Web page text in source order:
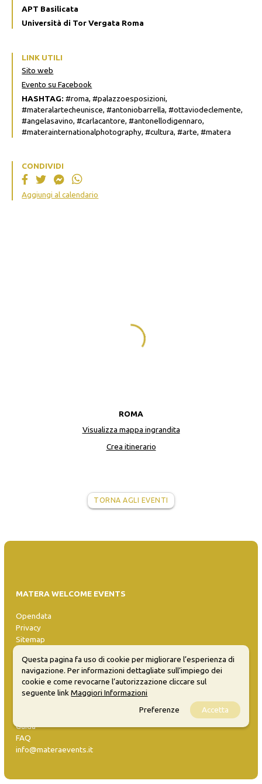
APT Basilicata
Università di Tor Vergata Roma
LINK UTILI
Sito web
Evento su Facebook
HASHTAG: #roma, #palazzoesposizioni,
#materalartecheunisce, #antoniobarrella, #ottaviodeclemente,
#angelasavino, #carlacantore, #antonellodigennaro,
#materainternationalphotography, #cultura, #arte, #matera
CONDIVIDI
Aggiungi al calendario
ROMA
Visualizza mappa ingrandita
Crea itinerario
TORNA AGLI EVENTI
MATERA WELCOME EVENTS
Opendata
Privacy
Sitemap
Guida
FAQ
info@materaevents.it
Questa pagina fa uso di cookie per migliorare l’esperienza di
navigazione. Per informazioni dettagliate sull’impiego dei
cookie e come revocarne l’autorizzazione cliccare sul
seguente linkMaggiori Informazioni
Preferenze
Accetta